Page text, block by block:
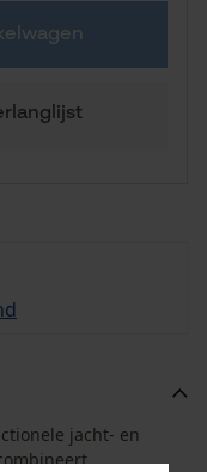
jacht- en